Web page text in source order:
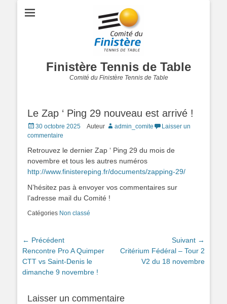
Finistère Tennis de Table
Comité du Finistère Tennis de Table
Le Zap ‘ Ping 29 nouveau est arrivé !
Posted
on
30 octobre 2025 Auteur admin_comite
Laisser un
commentaire
Retrouvez le dernier Zap ‘ Ping 29 du mois de
novembre et tous les autres numéros
http://www.finistereping.fr/documents/zapping-29/
N’hésitez pas à envoyer vos commentaires sur
l’adresse mail du Comité !
Catégories Non classé
Navigation
de
l’article
← Précédent
Article
précédent :
Rencontre Pro A Quimper
CTT vs Saint-Denis le
dimanche 9 novembre !
Suivant →
Article
Critérium Fédéral – Tour 2
V2 du 18 novembre
Laisser un commentaire